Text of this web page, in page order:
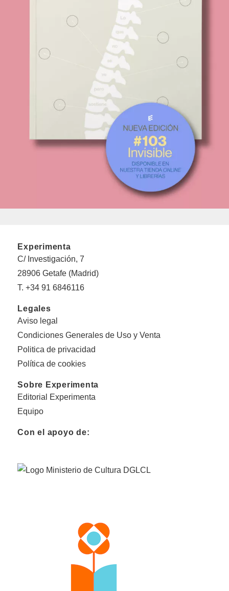
Experimenta
C/ Investigación, 7
28906 Getafe (Madrid)
T. +34 91 6846116
Legales
Aviso legal
Condiciones Generales de Uso y Venta
Politica de privacidad
Política de cookies
Sobre Experimenta
Editorial Experimenta
Equipo
Con el apoyo de: